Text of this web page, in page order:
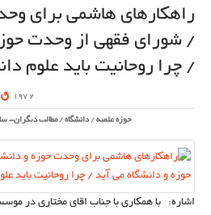
راهکارهای هاشمی برای
/ شورای فقهی از وحدت
/ چرا روحانیت باید علوم
2 197
حوزه علمیه /دانشگاه /مطالب دیگران-
اشاره: با همکاری با جناب اقای مختاری در